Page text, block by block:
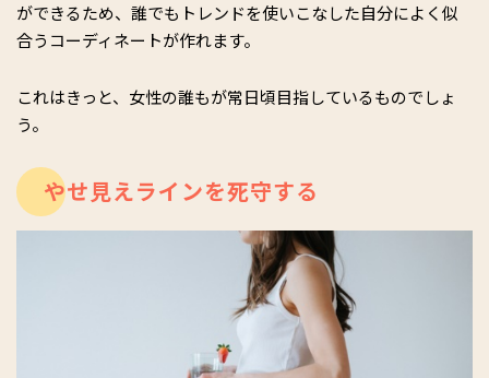
ができるため、誰でもトレンドを使いこなした自分によく似
合うコーディネートが作れます。
これはきっと、女性の誰もが常日頃目指しているものでしょ
う。
やせ見えラインを死守する